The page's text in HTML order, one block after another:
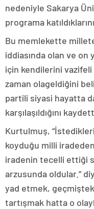
nedeniyle Sakarya
programa
Bu memlekette
iddiasında olan ve
için kendilerini
zaman olageldiğini
partili siyasi hayatta
karşılaşıldığını
Kurtulmuş,
koyduğu milli
iradenin tecelli ettiği
arzusunda oldular.”
yad etmek,
tartışmak hatta o